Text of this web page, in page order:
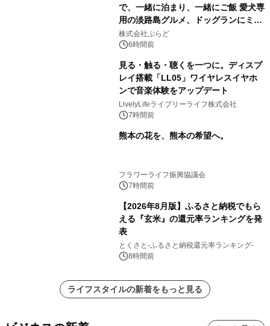
で、一緒に泊まり、一緒にご飯 愛犬専
用の淡路島グルメ、ドッグランにミニ
プール グランピングとトレーラーハウ
スの2施設で
株式会社ぷらど
6時間前
見る・触る・聴くを一つに。ディスプ
レイ搭載「LL05」ワイヤレスイヤホ
ンで音楽体験をアップデート
LivelyLifeライブリーライフ株式会社
7時間前
熊本の花を、熊本の希望へ。
フラワーライフ振興協議会
7時間前
【2026年8月版】ふるさと納税でもら
える『玄米』の還元率ランキングを発
表
とくさと-ふるさと納税還元率ランキング-
8時間前
ライフスタイルの新着をもっと見る